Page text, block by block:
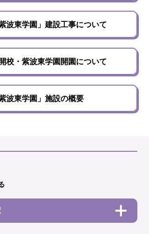
波東学園」建設工事について
校・紫波東学園開園について
波東学園」施設の概要